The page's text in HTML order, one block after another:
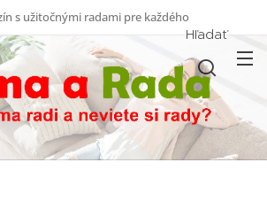
s užitočnými radami pre každého
Hľadať